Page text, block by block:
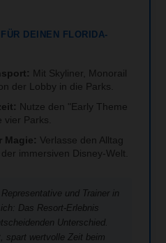
DEINEN FLORIDA-
Mit Skyliner, Monorail
der Lobby in die Parks.
Nutze den "Early Theme
vier Parks.
Magie: Verlasse den Alltag
immersiven Disney-Welt.
und Trainer in
Das Resort-Erlebnis
Unterschied.
spart wertvolle Zeit beim